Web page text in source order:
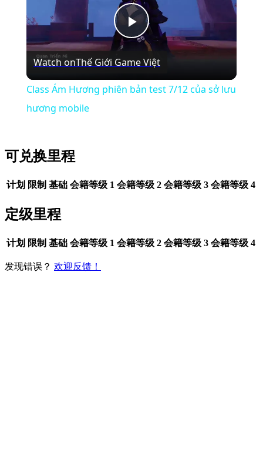
Play
Video
Watch onThế Giới Game Việt
Class Ám Hương phiên bản test 7/12 của sở lưu
hương mobile
可兑换里程
计划 限制 基础 会籍等级 1 会籍等级 2 会籍等级 3 会籍等级 4
定级里程
计划 限制 基础 会籍等级 1 会籍等级 2 会籍等级 3 会籍等级 4
发现错误？ 欢迎反馈！